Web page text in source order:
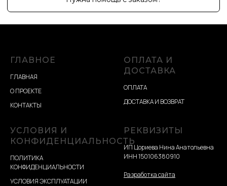
ГЛАВНОЕ
ГЛАВНАЯ
О ПРОЕКТЕ
КОНТАКТЫ
ОПЛАТА И
ДОСТАВКА
ОПЛАТА
ДОСТАВКА И ВОЗВРАТ
УСЛОВИЯ И
КОНФИДЕНЦИАЛЬНОСТЬ
ПОЛИТИКА
КОНФИДЕНЦИАЛЬНОСТИ
УСЛОВИЯ ЭКСПЛУАТАЦИИ
РЕКВИЗИТЫ
ИП Цориева Нина Анатольевна
ИНН 150106380910
Разработка сайта